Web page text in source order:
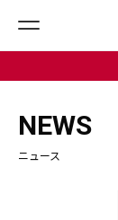
NEWS
ニュース